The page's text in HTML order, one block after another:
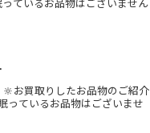
ているお品物はございません
お買取りしたお品物のご紹介
っているお品物はございませ